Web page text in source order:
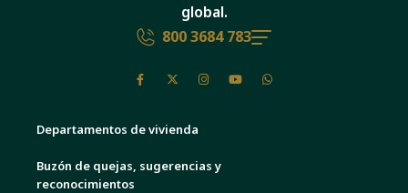
global.
800 3684 783
Departamentos de vivienda
Buzón de quejas, sugerencias y
reconocimientos